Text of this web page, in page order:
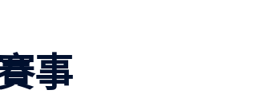
事